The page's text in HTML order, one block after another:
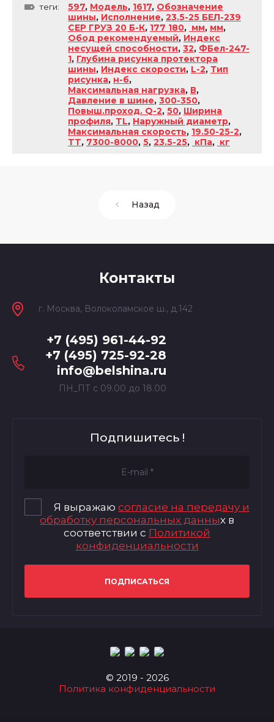
теги: 597, Модель, 1617, Обозначение
шины, Исполнение, 23.5-25 БЕЛ-239
СЕР ГРУЗ 20 Б-К, 177 180, мм, мм,
Обод рекомендуемый, Индекс
несущей способности, 32, ФБел-247-
1, Глубина рисунка протектора
шины, Индекс скорости, L-2, Тип
рисунка, н-б,
Максимальная нагрузка, В,
Давление в шине, 300-350,
Повыш.проход. Q-2, 50, Ширина
профиля, TL, Наружный диаметр,
Максимальная скорость, 19.50-25-2,
TT, 7300-8000, 5, 23.5-25, кПа, кг
Назад
Контакты
+7 (495) 961-44-92
+7 (495) 725-92-28
info@belshina.ru
ПН_ПТ с 09.00 до 18.00
г. Москва, Волоколамское ш., д.142
Подпишитесь !
Я выражаю согласие на передачу и
обработку персональных данных в
соответствии с Политикой
конфиденциальности
ПОДПИСАТЬСЯ
© 2019 - 2026
Политика конфиденциальности